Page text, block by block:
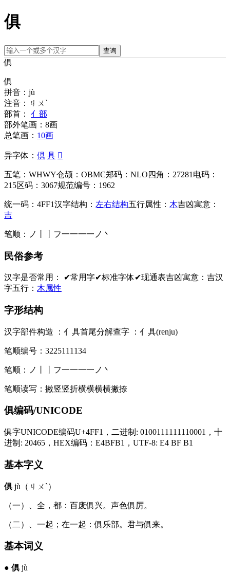
俱
查询
俱
俱
拼音： jù
注音：
ㄐㄨˋ
部首：
亻部
部外笔画： 8画
总笔画： 10画
异字体： 倶 具 𥟭
五笔： WHWY仓颉： OBMC郑码： NLO 四角： 27281 电码：
215区码： 3067规范编号： 1962
统一码： 4FF1汉字结构： 左右结构五行属性： 木吉凶寓意：
吉
笔顺： ノ丨丨フ一一一一ノ丶
民俗参考
汉字是否常用： ✔常用字✔标准字体✔现通表吉凶寓意： 吉汉
字五行： 木属性
字形结构
汉字部件构造 ： 亻具首尾分解查字 ： 亻具(renju)
笔顺编号： 3225111134
笔顺： ノ丨丨フ一一一一ノ丶
笔顺读写： 撇竖竖折横横横横撇捺
俱编码/UNICODE
俱字UNICODE编码U+4FF1，二进制: 0100111111110001，十
进制: 20465，HEX编码：E4BFB1，UTF-8: E4 BF B1
基本字义
俱jù（ㄐㄨˋ）
（一）、全，都：百废俱兴。声色俱厉。
（二）、一起；在一起：俱乐部。君与俱来。
基本词义
● 俱jù